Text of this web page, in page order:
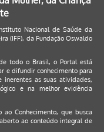
Nacional de Saúde da
(IFF), da Fundação Oswaldo
todo o Brasil, o Portal está
e difundir conhecimento para
inerentes as suas atividades,
e na melhor evidência
ao Conhecimento, que busca
ao conteúdo integral de